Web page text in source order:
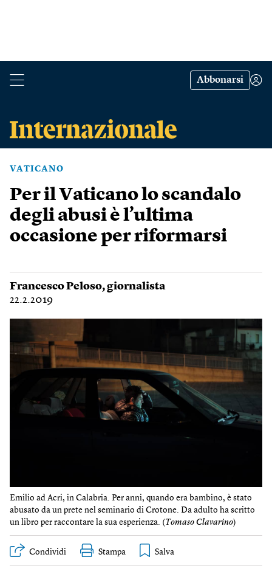
Abbonarsi
VATICANO
Per il Vaticano lo scandalo
degli abusi è l’ultima
occasione per riformarsi
Francesco Peloso, giornalista
22.2.2019
Emilio ad Acri, in Calabria. Per anni, quando era bambino, è stato
abusato da un prete nel seminario di Crotone. Da adulto ha scritto
un libro per raccontare la sua esperienza. (Tomaso Clavarino)
Condividi Stampa